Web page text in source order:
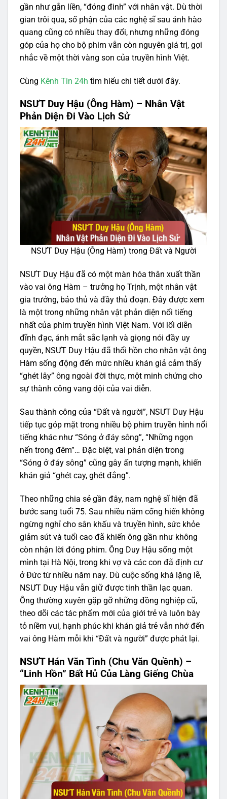
gần như gắn liền, “đóng đinh” với nhân vật. Dù thời
gian trôi qua, số phận của các nghệ sĩ sau ánh hào
quang cũng có nhiều thay đổi, nhưng những đóng
góp của họ cho bộ phim vẫn còn nguyên giá trị, gợi
nhắc về một thời vàng son của truyền hình Việt.
Cùng Kênh Tin 24h tìm hiểu chi tiết dưới đây.
NSƯT Duy Hậu (Ông Hàm) – Nhân Vật
Phản Diện Đi Vào Lịch Sử
NSƯT Duy Hậu (Ông Hàm) trong Đất và Người
NSƯT Duy Hậu đã có một màn hóa thân xuất thần
vào vai ông Hàm – trưởng họ Trịnh, một nhân vật
gia trưởng, bảo thủ và đầy thủ đoạn. Đây được xem
là một trong những nhân vật phản diện nổi tiếng
nhất của phim truyền hình Việt Nam. Với lối diễn
đĩnh đạc, ánh mắt sắc lạnh và giọng nói đầy uy
quyền, NSƯT Duy Hậu đã thổi hồn cho nhân vật ông
Hàm sống động đến mức nhiều khán giả cảm thấy
“ghét lây” ông ngoài đời thực, một minh chứng cho
sự thành công vang dội của vai diễn.
Sau thành công của “Đất và người”, NSƯT Duy Hậu
tiếp tục góp mặt trong nhiều bộ phim truyền hình nổi
tiếng khác như “Sóng ở đáy sông”, “Những ngọn
nến trong đêm”… Đặc biệt, vai phản diện trong
“Sóng ở đáy sông” cũng gây ấn tượng mạnh, khiến
khán giả “ghét cay, ghét đắng”.
Theo những chia sẻ gần đây, nam nghệ sĩ hiện đã
bước sang tuổi 75. Sau nhiều năm cống hiến không
ngừng nghỉ cho sân khấu và truyền hình, sức khỏe
giảm sút và tuổi cao đã khiến ông gần như không
còn nhận lời đóng phim. Ông Duy Hậu sống một
mình tại Hà Nội, trong khi vợ và các con đã định cư
ở Đức từ nhiều năm nay. Dù cuộc sống khá lặng lẽ,
NSƯT Duy Hậu vẫn giữ được tinh thần lạc quan.
Ông thường xuyên gặp gỡ những đồng nghiệp cũ,
theo dõi các tác phẩm mới của giới trẻ và luôn bày
tỏ niềm vui, hạnh phúc khi khán giả trẻ vẫn nhớ đến
vai ông Hàm mỗi khi “Đất và người” được phát lại.
NSƯT Hán Văn Tình (Chu Văn Quềnh) –
“Linh Hồn” Bất Hủ Của Làng Giếng Chùa